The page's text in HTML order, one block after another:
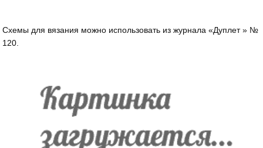
Схемы для вязания можно использовать из журнала «Дуплет » №
120.